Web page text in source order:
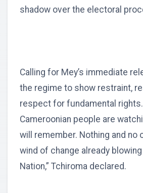
shadow over the electoral
Calling for Mey’s immediate
the regime to show restraint,
respect for fundamental rights.
Cameroonian people are
will remember. Nothing and no
wind of change already
Nation,” Tchiroma declared.